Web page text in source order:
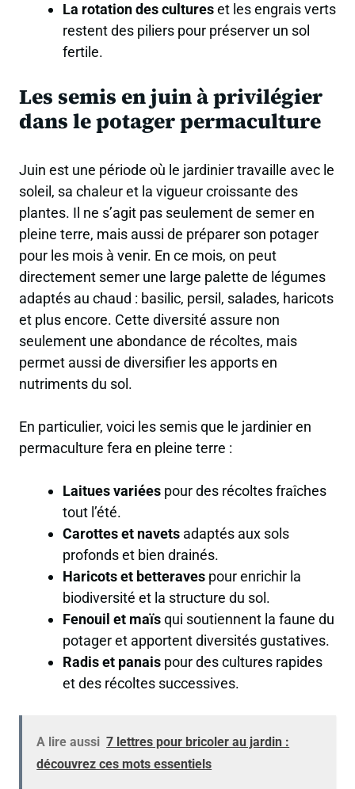
La rotation des cultureset les engrais verts
restent des piliers pour préserver un sol
fertile.
Les semis en juin à privilégier
dans le potager permaculture
Juin est une période où le jardinier travaille avec le
soleil, sa chaleur et la vigueur croissante des
plantes. Il ne s’agit pas seulement de semer en
pleine terre, mais aussi de préparer son potager
pour les mois à venir. En ce mois, on peut
directement semer une large palette de légumes
adaptés au chaud : basilic, persil, salades, haricots
et plus encore. Cette diversité assure non
seulement une abondance de récoltes, mais
permet aussi de diversifier les apports en
nutriments du sol.
En particulier, voici les semis que le jardinier en
permaculture fera en pleine terre :
Laitues variéespour des récoltes fraîches
tout l’été.
Carottes et navetsadaptés aux sols
profonds et bien drainés.
Haricots et betteravespour enrichir la
biodiversité et la structure du sol.
Fenouil et maïsqui soutiennent la faune du
potager et apportent diversités gustatives.
Radis et panaispour des cultures rapides
et des récoltes successives.
A lire aussi 7 lettres pour bricoler au jardin :
découvrez ces mots essentiels